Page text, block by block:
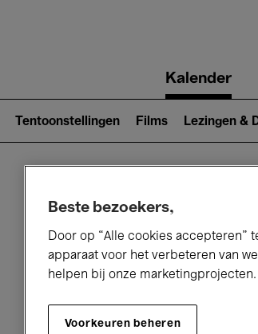
navigationKalender
Tentoonstellingen Films Lezingen &
Beste bezoekers,
Door op “Alle cookies accepteren”
apparaat voor het verbeteren van
helpen bij onze marketingprojecten.
Voorkeuren beheren